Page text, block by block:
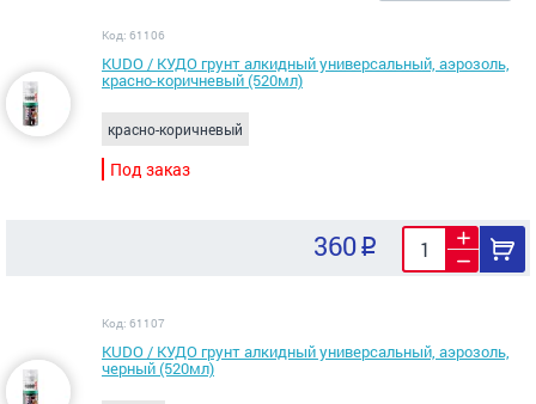
Код: 61106
KUDO / КУДО грунт алкидный универсальный, аэрозоль,
красно-коричневый (520мл)
красно-коричневый
Под заказ
360
Код: 61107
KUDO / КУДО грунт алкидный универсальный, аэрозоль,
черный (520мл)